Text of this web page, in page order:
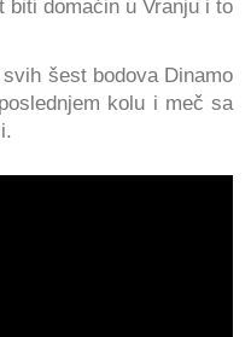
biti domaćin u Vranju i to
šest bodova Dinamo
kolu i meč sa